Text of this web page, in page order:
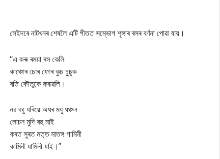
সেইদৰে নাটখনৰ শেষলৈ এটি গীতত সম্ভোগ শৃঙ্গাৰ ৰসৰ বৰ্ণনা পোৱা যায়।
‘‘এ কৰু ৰময়া ৰস কেলি
কাঞ্চোৰ চোৰ ফোৰ কুচ চুচুক
ৰতি কৌতুকে কৰাৱলি।
নৱ বধু ধৰিয়ে অধৰ মধু ধঞ্চল
লোচন মুদি ৰহু মাই
কৰত সুৰত মত্ত মাতঙ্গ গামিনী
কামিনী যামিনী যাই।”